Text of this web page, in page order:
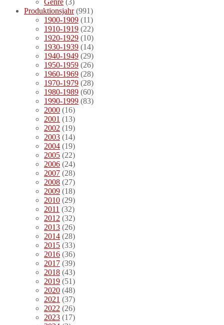
Genre (3)
Produktionsjahr(991)
1900-1909 (11)
1910-1919 (22)
1920-1929 (10)
1930-1939 (14)
1940-1949 (29)
1950-1959 (26)
1960-1969 (28)
1970-1979 (28)
1980-1989 (60)
1990-1999 (83)
2000 (16)
2001 (13)
2002 (19)
2003 (14)
2004 (19)
2005 (22)
2006 (24)
2007 (28)
2008 (27)
2009 (18)
2010 (29)
2011 (32)
2012 (32)
2013 (26)
2014 (28)
2015 (33)
2016 (36)
2017 (39)
2018 (43)
2019 (51)
2020 (48)
2021 (37)
2022 (26)
2023 (17)